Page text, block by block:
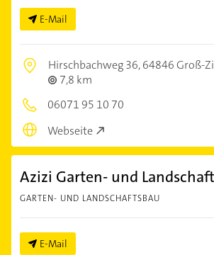
E-Mail
Hirschbachweg 36,64846 Groß-
7,8 km
06071 95 10 70
Webseite
Azizi Garten- und
GARTEN- UND LANDSCHAFTSBAU
E-Mail